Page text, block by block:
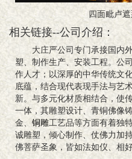
四面毗卢
相关链接--公司介绍：
大庄严公司专门承接国内
塑、制作生产、安装工程。公
作人才；以深厚的中华传统文
底蕴，结合现代表现手法与艺
新。与多元化材质相结合，使
一体，其雕塑设计、青铜佛像
金、 铜雕工艺品等方面有着独
诚雕塑，倾心制作、仗佛力加
佛菩萨圣象，皆如法如仪、相